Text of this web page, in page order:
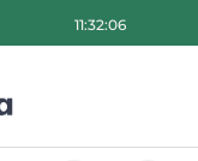
11:32:07